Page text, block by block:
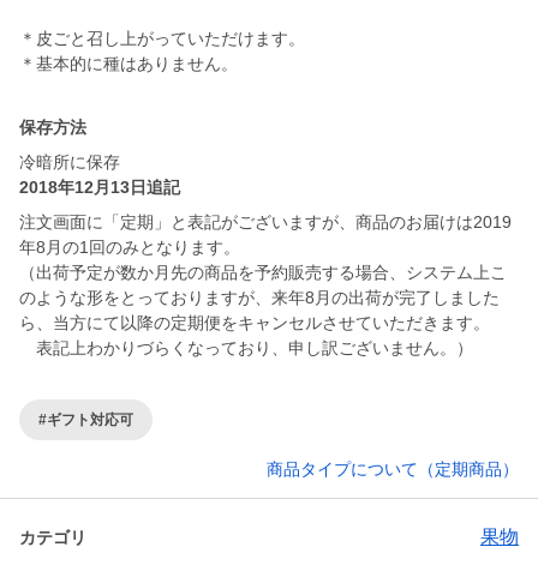
＊皮ごと召し上がっていただけます。
＊基本的に種はありません。
保存方法
冷暗所に保存
2018年12月13日追記
注文画面に「定期」と表記がございますが、商品のお届けは2019
年8月の1回のみとなります。
（出荷予定が数か月先の商品を予約販売する場合、システム上こ
のような形をとっておりますが、来年8月の出荷が完了しました
ら、当方にて以降の定期便をキャンセルさせていただきます。
表記上わかりづらくなっており、申し訳ございません。）
#ギフト対応可
商品タイプについて（定期商品）
カテゴリ 果物